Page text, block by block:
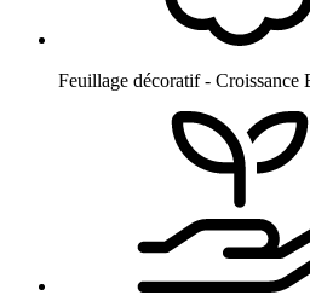
Feuillage décoratif - Croissance